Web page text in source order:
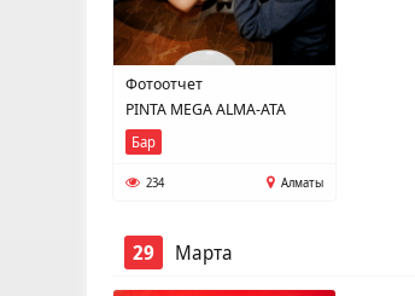
Фотоотчет
PINTA MEGA ALMA-ATA
Бар
234 Алматы
29 Марта